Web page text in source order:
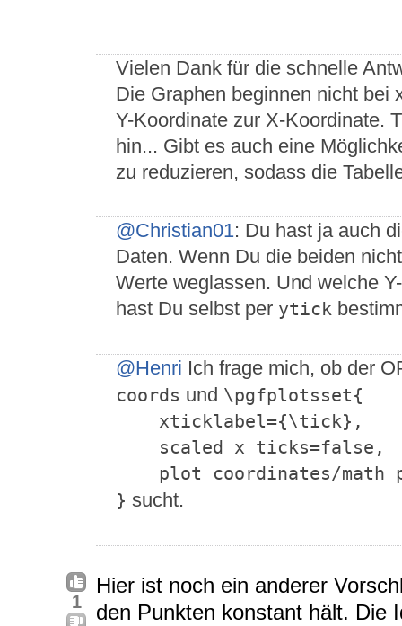
Vielen Dank für die schnelle
Die Graphen beginnen nicht bei
Y-Koordinate zur X-Koordinate.
hin... Gibt es auch eine
zu reduzieren, sodass die
@Christian01: Du hast ja auch
Daten. Wenn Du die beiden
Werte weglassen. Und welche
hast Du selbst per ytick
@Henri Ich frage mich, ob der
coords und \pgfplotsset{
} sucht.
1
Hier ist noch ein anderer
den Punkten konstant hält. Die